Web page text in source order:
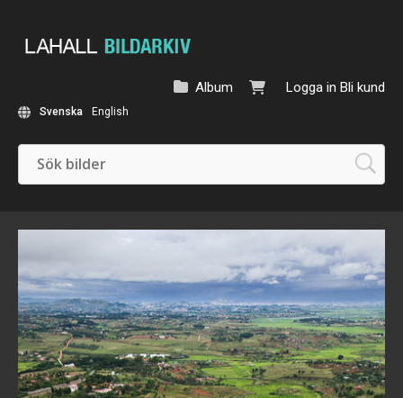
Logga in Bli kund
Album
Svenska English